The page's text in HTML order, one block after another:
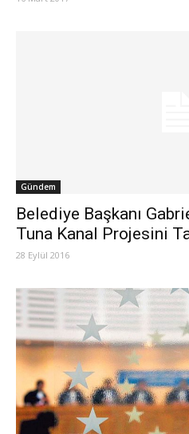
Gündem
Belediye Başkanı
Tuna Kanal Projesini
28 Eylül 2016